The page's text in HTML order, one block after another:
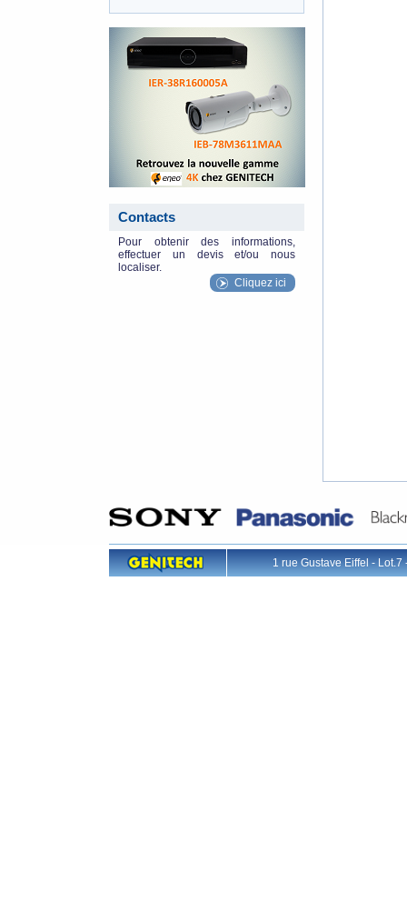
Contacts
Pour obtenir des informations,
effectuer un devis et/ou nous
localiser.
Cliquez ici
1 rue Gustave Eiffel -